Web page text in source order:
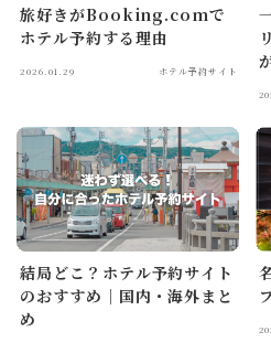
旅好きがBooking.comで
ホテル予約する理由
2026.01.29 ホテル予約サイト
結局どこ？ホテル予約サイト
のおすすめ｜国内・海外まと
め